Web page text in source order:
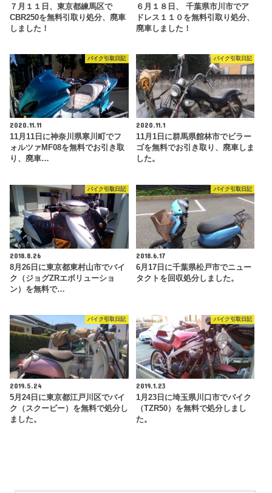
７月１１日、東京都練馬区で
CBR250を無料引取り処分、廃車
しました！
６月１８日、 千葉県市川市でア
ドレス１１０を無料引取り処分、
廃車しました！
バイク引取日記
2020.11.11
11月11日に神奈川県寒川町でフ
ォルツァMF08を無料でお引き取
り、廃車…
バイク引取日記
2020.11.1
11月1日に群馬県館林市でビラー
ゴを無料でお引き取り、廃車しま
した。
バイク引取日記
2018.8.26
8月26日に東京都東村山市でバイ
ク（ジョグZRエボリューショ
ン）を無料で…
バイク引取日記
2018.6.17
6月17日に千葉県松戸市でニュー
タクトを回収処分しました。
バイク引取日記
2019.5.24
5月24日に東京都江戸川区でバイ
ク（スクーピー）を無料で処分し
ました。
バイク引取日記
2019.1.23
1月23日に埼玉県川口市でバイク
（TZR50）を無料で処分しまし
た。